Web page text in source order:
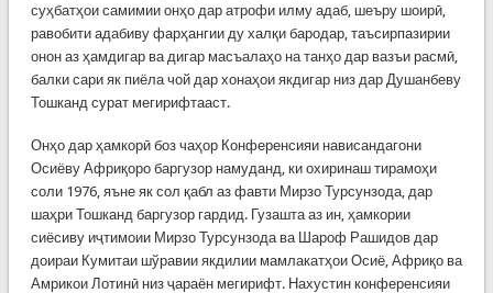
суҳбатҳои самимии онҳо дар атрофи илму адаб, шеъру шоирӣ,
равобити адабиву фарҳангии ду халқи бародар, таъсирпазирии
онон аз ҳамдигар ва дигар масъалаҳо на танҳо дар вазъи расмӣ,
балки сари як пиёла чой дар хонаҳои якдигар низ дар Душанбеву
Тошканд сурат мегирифтааст.
Онҳо дар ҳамкорӣ боз чаҳор Конференсияи нависандагони
Осиёву Африқоро баргузор намуданд, ки охиринаш тирамоҳи
соли 1976, яъне як сол қабл аз фавти Мирзо Турсунзода, дар
шаҳри Тошканд баргузор гардид. Гузашта аз ин, ҳамкории
сиёсиву иҷтимоии Мирзо Турсунзода ва Шароф Рашидов дар
доираи Кумитаи шўравии якдилии мамлакатҳои Осиё, Африқо ва
Амрикои Лотинӣ низ ҷараён мегирифт. Нахустин конференсияи